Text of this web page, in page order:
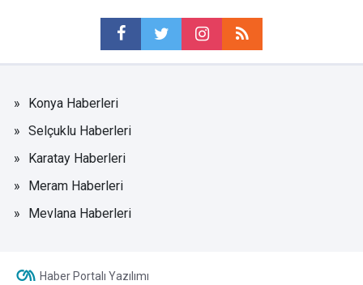
Konya Haberleri
Selçuklu Haberleri
Karatay Haberleri
Meram Haberleri
Mevlana Haberleri
Haber Portalı Yazılımı